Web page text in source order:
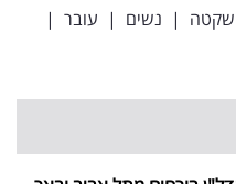
שקטה | נשים | עובר |